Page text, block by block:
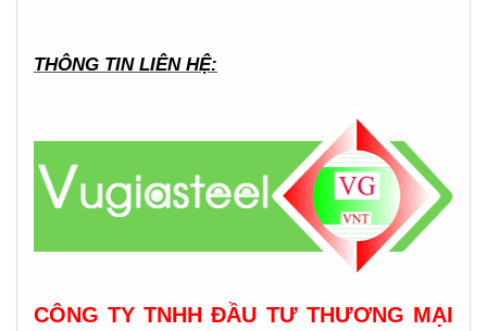
THÔNG TIN LIÊN HỆ:
CÔNG TY TNHH ĐẦU TƯ THƯƠNG MẠI